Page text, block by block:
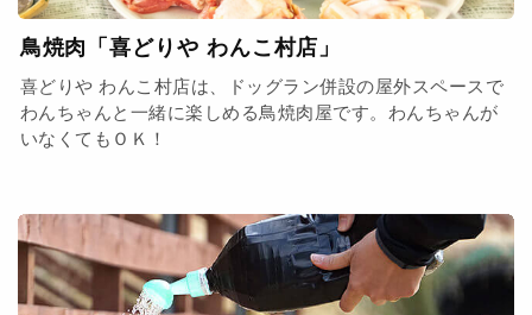
鳥焼肉「喜どりや わんこ村店」
喜どりや わんこ村店は、ドッグラン併設の屋外スペースで
わんちゃんと一緒に楽しめる鳥焼肉屋です。わんちゃんが
いなくてもＯＫ！